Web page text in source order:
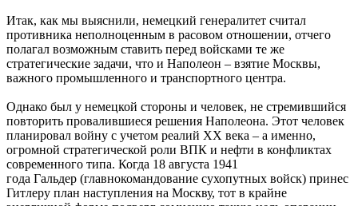
Итак, как мы выяснили, немецкий генералитет считал
противника неполноценным в расовом отношении, отчего
полагал возможным ставить перед войсками те же
стратегические задачи, что и Наполеон – взятие Москвы,
важного промышленного и транспортного центра.
Однако был у немецкой стороны и человек, не стремившийся
повторить провалившиеся решения Наполеона. Этот человек
планировал войну с учетом реалий XX века – а именно,
огромной стратегической роли ВПК и нефти в конфликтах
современного типа. Когда 18 августа 1941
года Гальдер (главнокомандование сухопутных войск) принес
Гитлеру план наступления на Москву, тот в крайне